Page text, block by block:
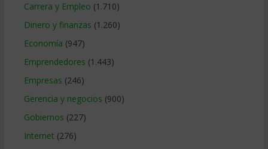
Carrera y Empleo (1.710)
Dinero y finanzas (1.260)
Economía (947)
Emprendedores (1.443)
Empresas (246)
Gerencia y negocios (900)
Gobiernos (227)
Internet (276)